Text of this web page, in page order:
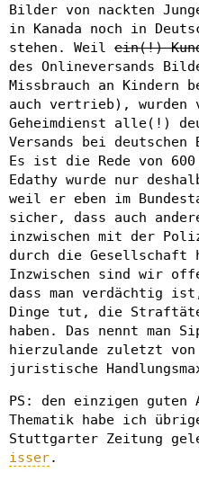
Bilder von nackten
in Kanada noch in
stehen. Weil ein(!)
des Onlineversands
Missbrauch an Kindern
auch vertrieb), wurden
Geheimdienst alle(!)
Versands bei deutschen
Es ist die Rede von
Edathy wurde nur
weil er eben im
sicher, dass auch
inzwischen mit der
durch die Gesellschaft
Inzwischen sind wir
dass man verdächtig
Dinge tut, die
haben. Das nennt man
hierzulande zuletzt
juristische
PS: den einzigen guten
Thematik habe ich
Stuttgarter Zeitung
isser.